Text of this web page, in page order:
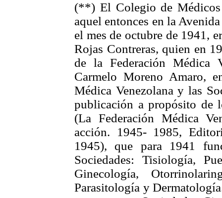
(**) El Colegio de
aquel entonces en la
el mes de octubre de 1941,
Rojas Contreras, quien en
de la Federación Médica
Carmelo Moreno Amaro,
Médica Venezolana y las
publicación a propósito de
(La Federación Médica
acción. 1945- 1985,
1945), que para 1941
Sociedades: Tisiología,
Ginecología,
Parasitología y